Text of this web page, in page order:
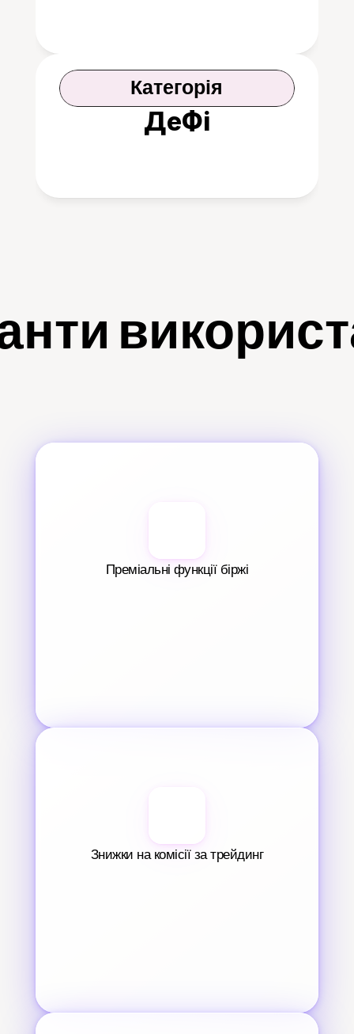
Категорія
ДеФі
Преміальні функції біржі
Знижки на комісії за трейдинг